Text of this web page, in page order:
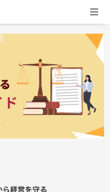
ナビ